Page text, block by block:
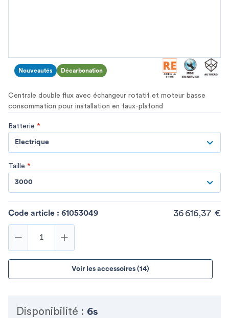
Nouveautés Décarbonation
Centrale double flux avec échangeur rotatif et moteur basse
consommation pour installation en faux-plafond
Batterie *
Electrique
Taille *
3000
Code article : 61053049 36 616,37 €
Voir les accessoires (14)
Disponibilité : 6s